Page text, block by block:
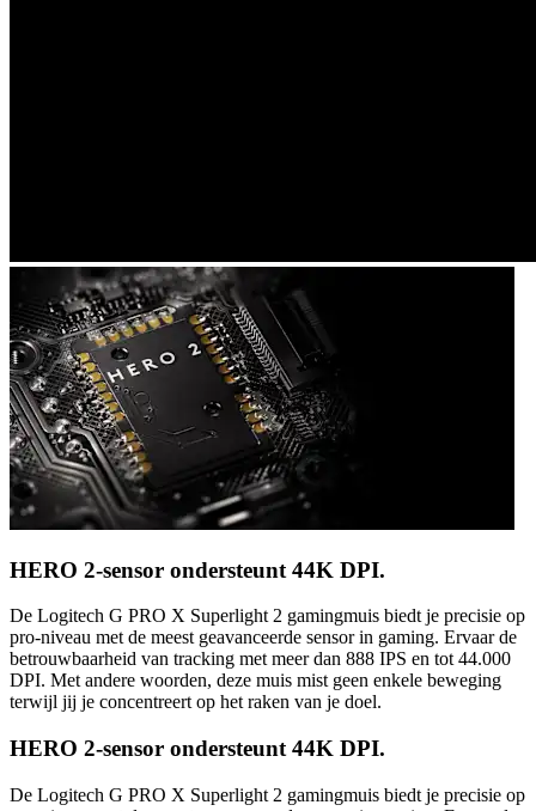
HERO 2-sensor ondersteunt 44K DPI.
De Logitech G PRO X Superlight 2 gamingmuis biedt je precisie op
pro-niveau met de meest geavanceerde sensor in gaming. Ervaar de
betrouwbaarheid van tracking met meer dan 888 IPS en tot 44.000
DPI. Met andere woorden, deze muis mist geen enkele beweging
terwijl jij je concentreert op het raken van je doel.
HERO 2-sensor ondersteunt 44K DPI.
De Logitech G PRO X Superlight 2 gamingmuis biedt je precisie op